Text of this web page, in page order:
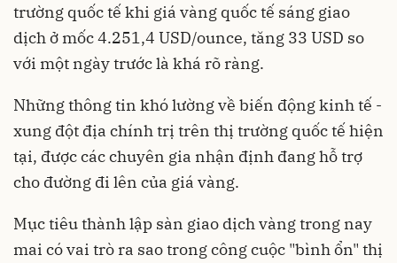
trường quốc tế khi giá vàng quốc tế sáng giao
dịch ở mốc 4.251,4 USD/ounce, tăng 33 USD so
với một ngày trước là khá rõ ràng.
Những thông tin khó lường về biến động kinh tế -
xung đột địa chính trị trên thị trường quốc tế hiện
tại, được các chuyên gia nhận định đang hỗ trợ
cho đường đi lên của giá vàng.
Mục tiêu thành lập sàn giao dịch vàng trong nay
mai có vai trò ra sao trong công cuộc "bình ổn" thị